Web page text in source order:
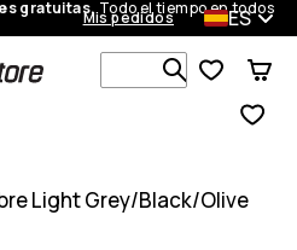
gratuitas.Todo el tiempo en todos
Mis pedidos ES
Busca en
Light Grey/Black/Olive